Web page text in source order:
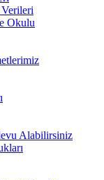
Okulu
Alabilirsiniz